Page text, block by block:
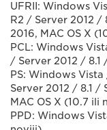
UFRII: Windows
R2 / Server 2012 /
2016, MAC OS X
PCL: Windows
/ Server 2012 / 8.1
PS: Windows
Server 2012 / 8.1 /
MAC OS X (10.7 ili
PPD: Windows